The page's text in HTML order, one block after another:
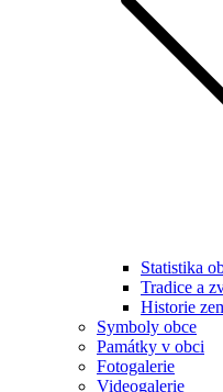
Statistika
Tradice a
Historie
Symboly obce
Památky v obci
Fotogalerie
Videogalerie